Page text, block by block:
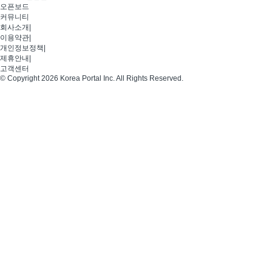
오픈보드
커뮤니티
회사소개
이용약관
개인정보정책
제휴안내
고객센터
© Copyright 2026 Korea Portal Inc. All Rights Reserved.